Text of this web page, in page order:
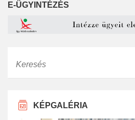
E-ÜGYINTÉZÉS
KÉPGALÉRIA